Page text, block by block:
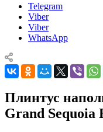
Telegram
Viber
Viber
WhatsApp
Плинтус
Grand Sequoia